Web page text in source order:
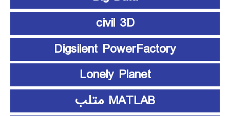
civil 3D
Digsilent PowerFactory
Lonely Planet
MATLAB متلب